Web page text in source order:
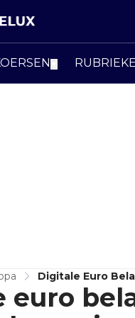
Digitale Euro
euro